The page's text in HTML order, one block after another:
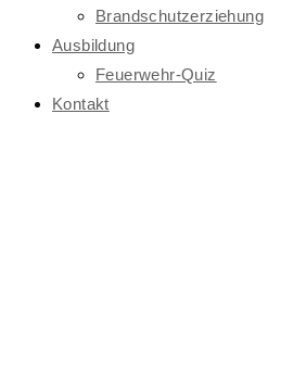
Brandschutzerziehung
Ausbildung
Feuerwehr-Quiz
Kontakt